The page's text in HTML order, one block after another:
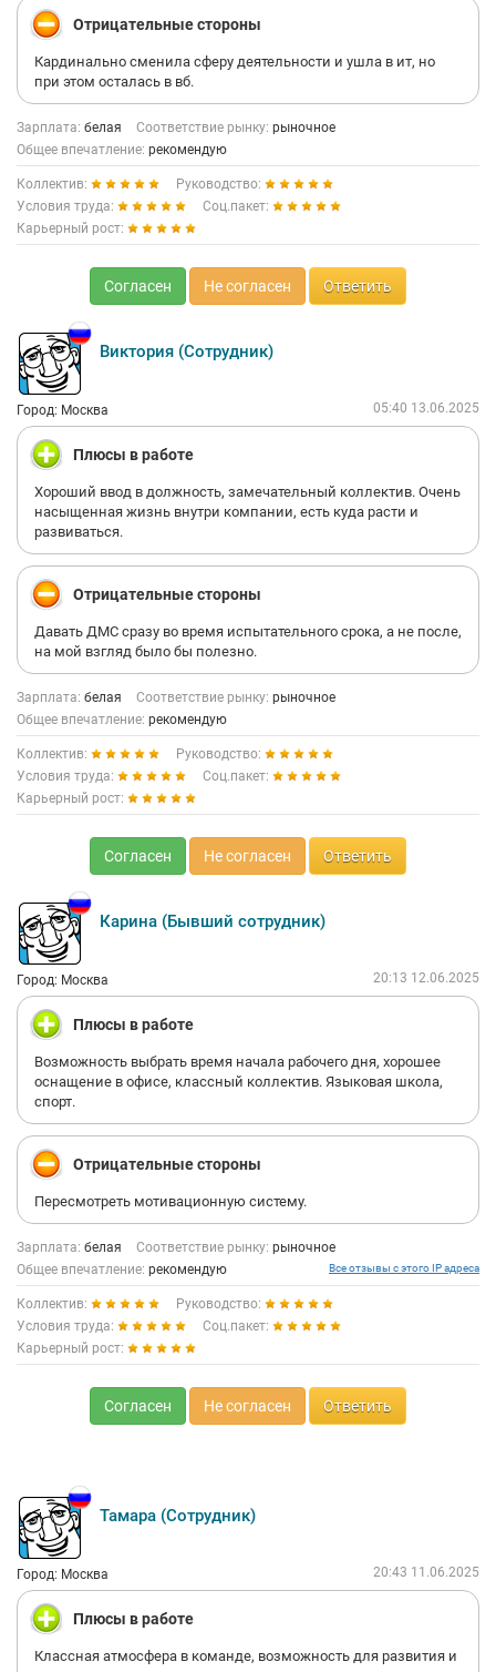
Отрицательные стороны
Кардинально сменила сферу деятельности и ушла в ит, но
при этом осталась в вб.
Зарплата: белая Соответствие рынку: рыночное
Общее впечатление: рекомендую
Коллектив:
Руководство:
Условия труда:
Соц.пакет:
Карьерный рост:
Согласен Не согласен Ответить
Виктория (Сотрудник)
Город: Москва 05:40 13.06.2025
Плюсы в работе
Хороший ввод в должность, замечательный коллектив. Очень
насыщенная жизнь внутри компании, есть куда расти и
развиваться.
Отрицательные стороны
Давать ДМС сразу во время испытательного срока, а не после,
на мой взгляд было бы полезно.
Зарплата: белая Соответствие рынку: рыночное
Общее впечатление: рекомендую
Коллектив:
Руководство:
Условия труда:
Соц.пакет:
Карьерный рост:
Согласен Не согласен Ответить
Карина (Бывший сотрудник)
Город: Москва 20:13 12.06.2025
Плюсы в работе
Возможность выбрать время начала рабочего дня, хорошее
оснащение в офисе, классный коллектив. Языковая школа,
спорт.
Отрицательные стороны
Пересмотреть мотивационную систему.
Зарплата: белая Соответствие рынку: рыночное
Общее впечатление: рекомендую Все отзывы с этого IP адреса
Коллектив:
Руководство:
Условия труда:
Соц.пакет:
Карьерный рост:
Согласен Не согласен Ответить
Тамара (Сотрудник)
Город: Москва 20:43 11.06.2025
Плюсы в работе
Классная атмосфера в команде, возможность для развития и